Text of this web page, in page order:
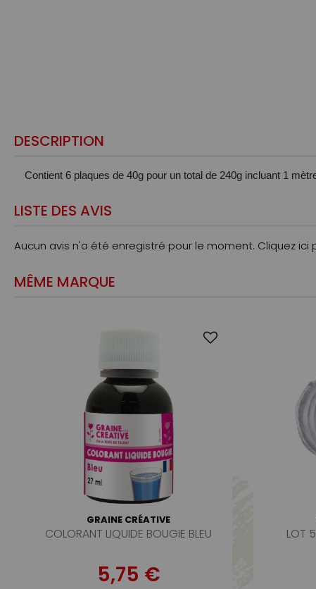
DESCRIPTION
Contient 6 plaques de 40g pour un total de 240g incluant 1
LISTE DES AVIS
Aucun avis n'a été enregistré pour le moment. Cliquez ici
MÊME MARQUE
GRAINE CRÉATIVE
COLORANT LIQUIDE BOUGIE BLEU
5,75 €
LOT